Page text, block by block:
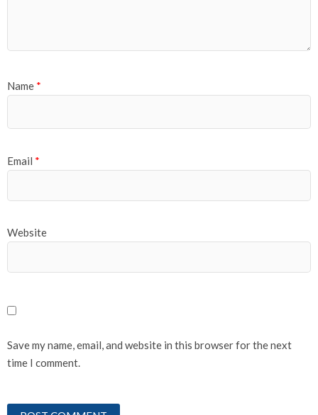
Name *
Email *
Website
Save my name, email, and website in this browser for the next
time I comment.